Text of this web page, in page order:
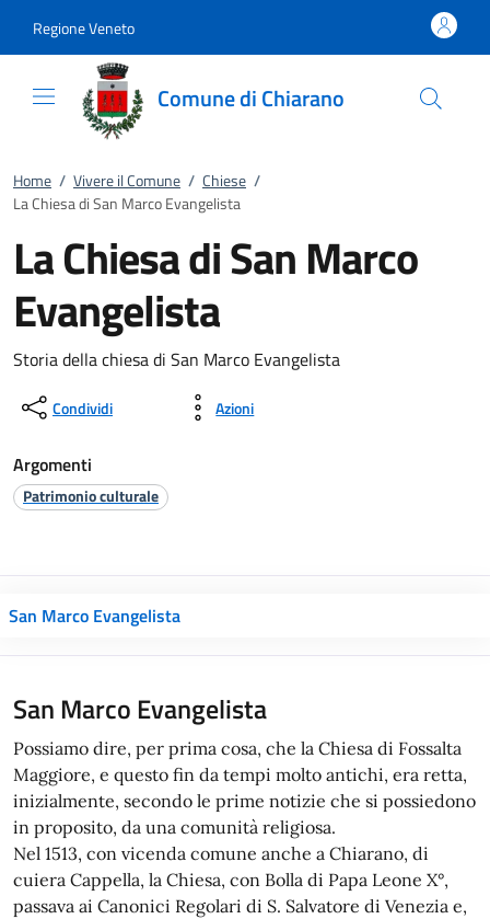
Regione Veneto
Comune di Chiarano
Home / Vivere il Comune / Chiese /
La Chiesa di San Marco Evangelista
La Chiesa di San Marco
Evangelista
Storia della chiesa di San Marco Evangelista
Condividi Azioni
Argomenti
Patrimonio culturale
San Marco Evangelista
San Marco Evangelista
Possiamo dire, per prima cosa, che la Chiesa di Fossalta
Maggiore, e questo fin da tempi molto antichi, era retta,
inizialmente, secondo le prime notizie che si possiedono
in proposito, da una comunità religiosa.
Nel 1513, con vicenda comune anche a Chiarano, di
cuiera Cappella, la Chiesa, con Bolla di Papa Leone X°,
passava ai Canonici Regolari di S. Salvatore di Venezia e,